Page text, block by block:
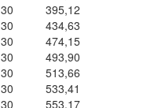
30
395,12
30
434,63
30
474,15
30
493,90
30
513,66
30
533,41
30
553,17